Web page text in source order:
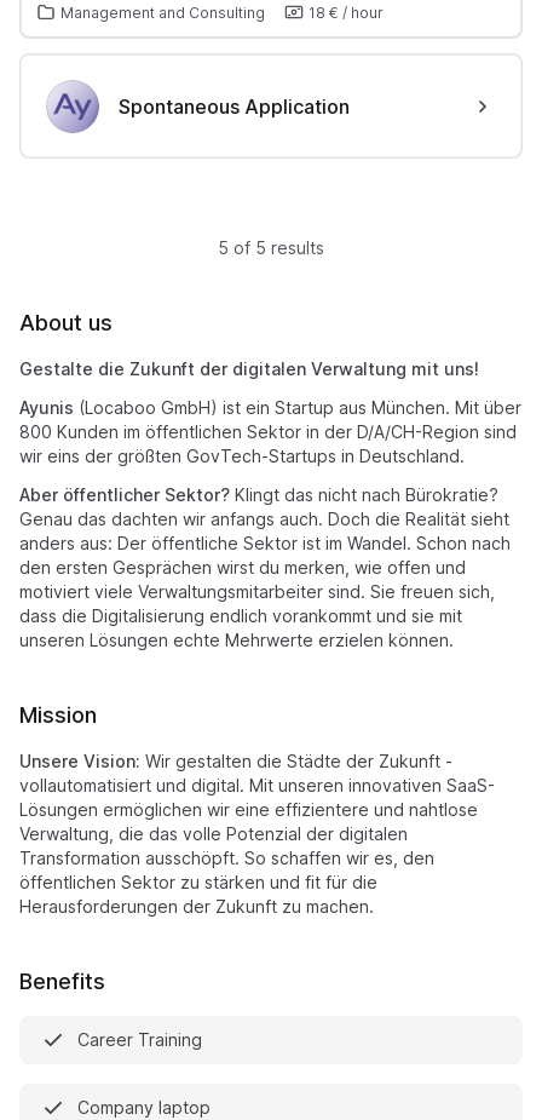
Management and Consulting
18 € / hour
Spontaneous Application
5 of 5 results
About us
Gestalte die Zukunft der digitalen Verwaltung mit uns!
Ayunis (Locaboo GmbH) ist ein Startup aus München. Mit über
800 Kunden im öffentlichen Sektor in der D/A/CH-Region sind
wir eins der größten GovTech-Startups in Deutschland.
Aber öffentlicher Sektor? Klingt das nicht nach Bürokratie?
Genau das dachten wir anfangs auch. Doch die Realität sieht
anders aus: Der öffentliche Sektor ist im Wandel. Schon nach
den ersten Gesprächen wirst du merken, wie offen und
motiviert viele Verwaltungsmitarbeiter sind. Sie freuen sich,
dass die Digitalisierung endlich vorankommt und sie mit
unseren Lösungen echte Mehrwerte erzielen können.
Mission
Unsere Vision: Wir gestalten die Städte der Zukunft -
vollautomatisiert und digital. Mit unseren innovativen SaaS-
Lösungen ermöglichen wir eine effizientere und nahtlose
Verwaltung, die das volle Potenzial der digitalen
Transformation ausschöpft. So schaffen wir es, den
öffentlichen Sektor zu stärken und fit für die
Herausforderungen der Zukunft zu machen.
Benefits
Career Training
Company laptop